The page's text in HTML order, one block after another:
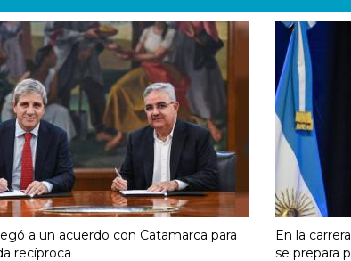
a un acuerdo con Catamarca para
recíproca
En la
se prepara